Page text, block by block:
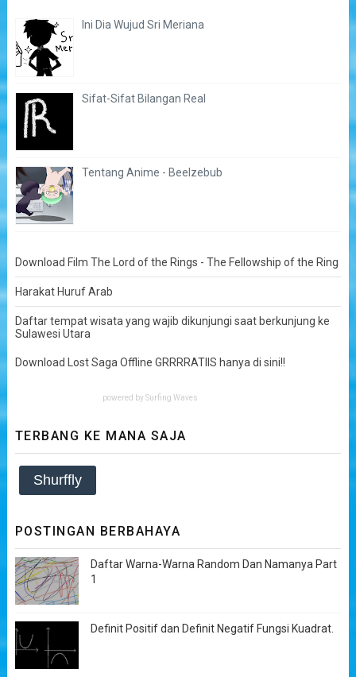
Ini Dia Wujud Sri Meriana
Sifat-Sifat Bilangan Real
Tentang Anime - Beelzebub
Download Film The Lord of the Rings - The Fellowship of the Ring
Harakat Huruf Arab
Daftar tempat wisata yang wajib dikunjungi saat berkunjung ke
Sulawesi Utara
Download Lost Saga Offline GRRRRATIIS hanya di sini!!
powered by Surfing Waves
TERBANG KE MANA SAJA
Shurffly
POSTINGAN BERBAHAYA
Daftar Warna-Warna Random Dan Namanya Part
1
Definit Positif dan Definit Negatif Fungsi Kuadrat.